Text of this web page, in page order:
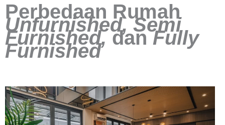
Perbedaan Rumah
Unfurnished, Semi
Furnished,danFully
Furnished